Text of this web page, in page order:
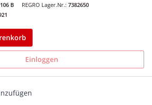
REGRO Lager.Nr.: 7382650
B
Einloggen